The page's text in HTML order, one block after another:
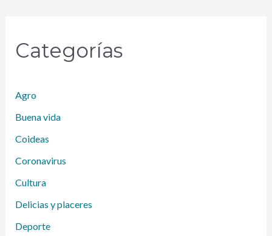
Categorías
Agro
Buena vida
Coideas
Coronavirus
Cultura
Delicias y placeres
Deporte